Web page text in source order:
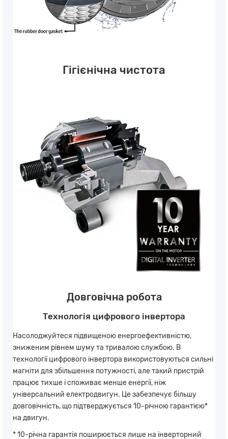
Гігієнічна чистота
Довговічна робота
Технологія цифрового інвертора
Насолоджуйтеся підвищеною енергоефективністю,
зниженим рівнем шуму та тривалою службою. В
технології цифрового інвертора використовуються сильні
магніти для збільшення потужності, але такий пристрій
працює тихше і споживає менше енергії, ніж
універсальний електродвигун. Це забезпечує більшу
довговічність, що підтверджується 10-річною гарантією*
на двигун.
* 10-річна гарантія поширюється лише на інверторний